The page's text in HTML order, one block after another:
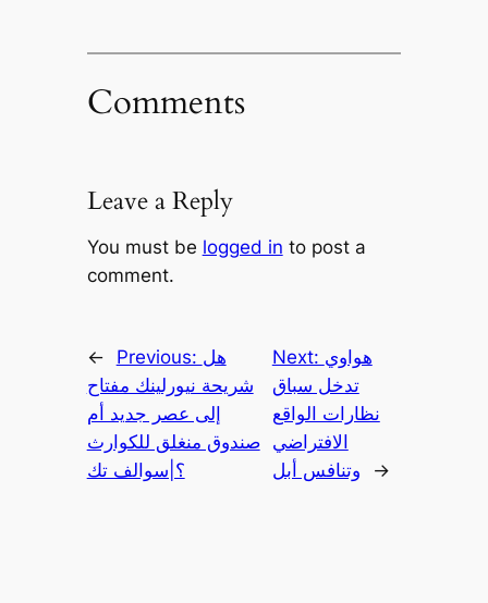
Comments
Leave a Reply
You must be logged in to post a
comment.
← Previous: هل
شريحة نيورلينك مفتاح
إلى عصر جديد أم
صندوق منغلق للكوارث
؟|سوالف تك
Next: هواوي
تدخل سباق
نظارات الواقع
الافتراضي
وتنافس أبل
→